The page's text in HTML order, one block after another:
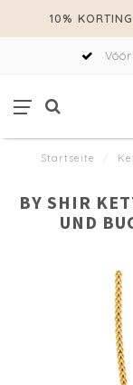
10%
Vóór
Startseite /
BY SHIR
UND